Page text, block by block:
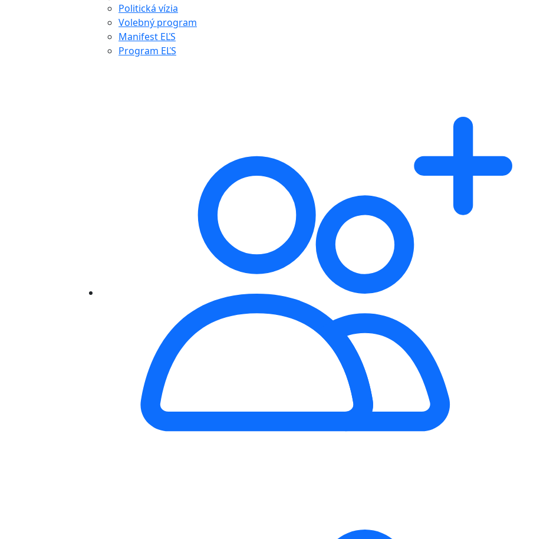
Politická vízia
Volebný program
Manifest EĽS
Program EĽS